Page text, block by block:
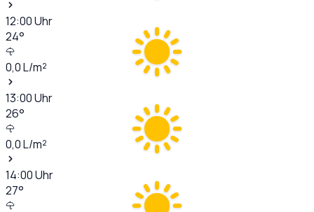
12:00Uhr
24°
0,0L/m²
13:00Uhr
26°
0,0L/m²
14:00Uhr
27°